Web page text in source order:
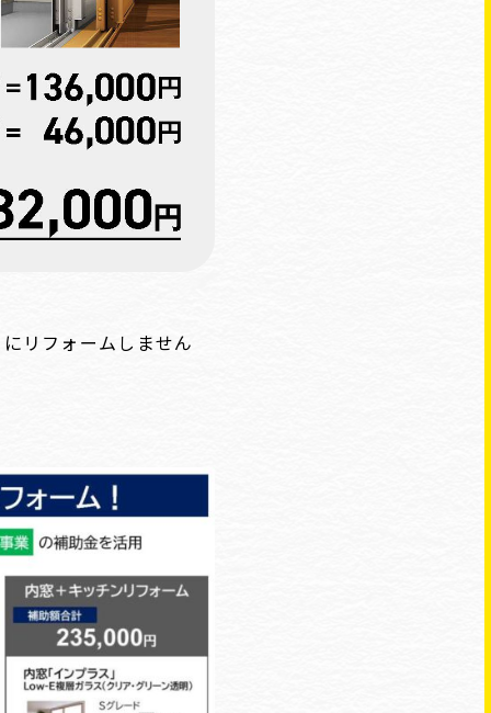
リフォームしません